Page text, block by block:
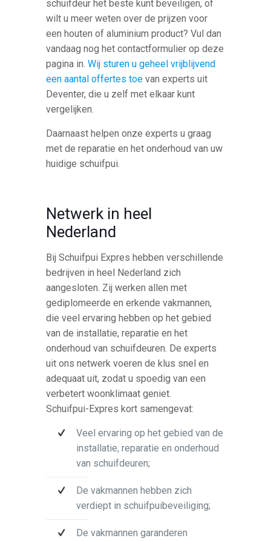
schuifdeur het beste kunt beveiligen, of
wilt u meer weten over de prijzen voor
een houten of aluminium product? Vul dan
vandaag nog het contactformulier op deze
pagina in.Wij sturen u geheel vrijblijvend
een aantal offertes toe van experts uit
Deventer, die u zelf met elkaar kunt
vergelijken.
Daarnaast helpen onze experts u graag
met de reparatie en het onderhoud van uw
huidige schuifpui.
Netwerk in heel
Nederland
Bij Schuifpui Expres hebben verschillende
bedrijven in heel Nederland zich
aangesloten. Zij werken allen met
gediplomeerde en erkende vakmannen,
die veel ervaring hebben op het gebied
van de installatie, reparatie en het
onderhoud van schuifdeuren. De experts
uit ons netwerk voeren de klus snel en
adequaat uit, zodat u spoedig van een
verbetert woonklimaat geniet.
Schuifpui-Expres kort samengevat:
Veel ervaring op het gebied van de
installatie, reparatie en onderhoud
van schuifdeuren;
De vakmannen hebben zich
verdiept in schuifpuibeveiliging;
De vakmannen garanderen